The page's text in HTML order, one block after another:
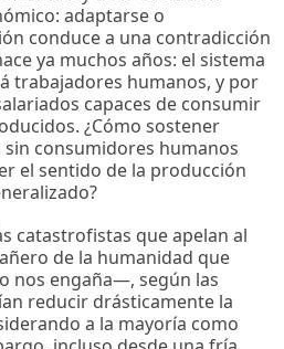
adaptarse o
conduce a una contradicción
ya muchos años: el sistema
trabajadores humanos, y por
capaces de consumir
¿Cómo sostener
consumidores humanos
el sentido de la producción
catastrofistas que apelan al
de la humanidad que
nos engaña—, según las
reducir drásticamente la
a la mayoría como